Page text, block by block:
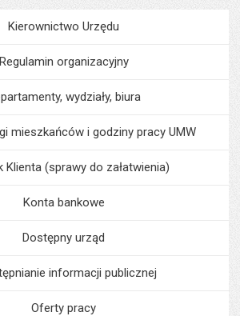
MenuUrząd Miejski
Kierownictwo Urzędu
Regulamin organizacyjny
wydziały, biura
mieszkańców i godziny pracy UMW
Klienta (sprawy do załatwienia)
Konta bankowe
Dostępny urząd
informacji publicznej
Oferty pracy